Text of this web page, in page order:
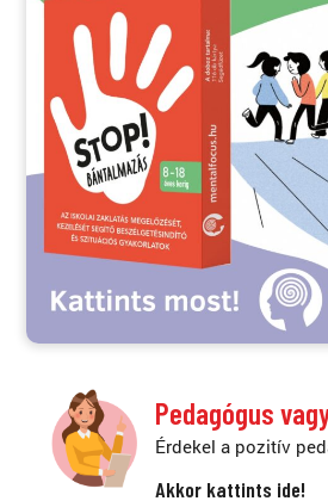
Pedagógus
Érdekel a pozitív
Akkor kattints ide!